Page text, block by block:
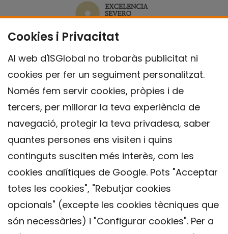
Cookies i Privacitat
Al web d'ISGlobal no trobaràs publicitat ni
cookies per fer un seguiment personalitzat.
Només fem servir cookies, pròpies i de
tercers, per millorar la teva experiència de
navegació, protegir la teva privadesa, saber
quantes persones ens visiten i quins
continguts susciten més interès, com les
cookies analítiques de Google. Pots "Acceptar
totes les cookies", "Rebutjar cookies
opcionals" (excepte les cookies tècniques que
són necessàries) i "Configurar cookies". Per a
Contacte